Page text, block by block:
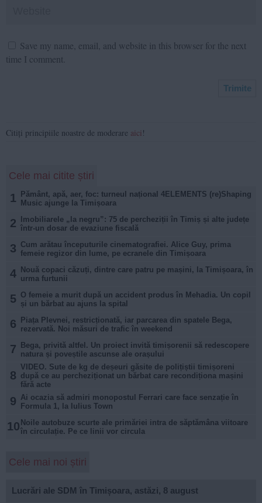
Save my name, email, and website in this browser for the next
time I comment.
Citiți principiile noastre de moderare aici !
Cele mai citite știri
1
Pământ, apă, aer, foc: turneul național 4ELEMENTS (re)Shaping
Music ajunge la Timișoara
2
Imobiliarele „la negru”: 75 de percheziții în Timiș și alte județe
într-un dosar de evaziune fiscală
3 Cum arătau începuturile cinematografiei. Alice Guy, prima
femeie regizor din lume, pe ecranele din Timișoara
4
Nouă copaci căzuți, dintre care patru pe mașini, la Timișoara, în
urma furtunii
5 O femeie a murit după un accident produs în Mehadia. Un copil
și un bărbat au ajuns la spital
6
Piața Plevnei, restricționată, iar parcarea din spatele Bega,
rezervată. Noi măsuri de trafic în weekend
7
Bega, privită altfel. Un proiect invită timișorenii să redescopere
natura și poveștile ascunse ale orașului
8
VIDEO. Sute de kg de deșeuri găsite de polițiștii timișoreni
după ce au percheziționat un bărbat care recondiționa mașini
fără acte
9 Ai ocazia să admiri monopostul Ferrari care face senzație în
Formula 1, la Iulius Town
10 Noile autobuze scurte ale primăriei intra de săptămâna viitoare
în circulație. Pe ce linii vor circula
Cele mai noi știri
Lucrări ale SDM în Timișoara, astăzi, 8 august